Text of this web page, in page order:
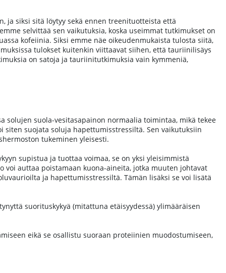
ja siksi sitä löytyy sekä ennen treenituotteista että
selvittää sen vaikutuksia, koska useimmat tutkimukset on
kofeiinia. Siksi emme näe oikeudenmukaista tulosta siitä,
tulokset kuitenkin viittaavat siihen, että tauriinilisäys
on satoja ja tauriinitutkimuksia vain kymmeniä,
solujen suola-vesitasapainon normaalia toimintaa, mikä tekee
siten suojata soluja hapettumisstressiltä. Sen vaikutuksiin
tukeminen yleisesti.
supistua ja tuottaa voimaa, se on yksi yleisimmistä
voi auttaa poistamaan kuona-aineita, jotka muuten johtavat
ja hapettumisstressiltä. Tämän lisäksi se voi lisätä
suorituskykyä (mitattuna etäisyydessä) ylimääräisen
eikä se osallistu suoraan proteiinien muodostumiseen,